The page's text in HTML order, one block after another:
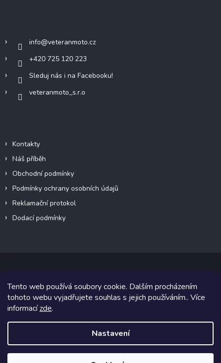
Tento web používá soubory cookie. Dalším procházením
tohoto webu vyjadřujete souhlas s jejich používáním.. Více
informacízde.
Nastavení
info@veteranmoto.cz
+420 725 120 223
Sleduj nás i na Facebooku!
veteranmoto_s.r.o
Kontakty
Náš příběh
Obchodní podmínky
Podmínky ochrany osobních údajů
Reklamační protokol
Dodací podmínky
Copyright 2026VeteránMoto s.r.o.. Všechna práva vyhrazena.
Grafický návrh vytvořil a na Shoptet implementoval
Shoptetak.cz.
Vytvořil Shoptet